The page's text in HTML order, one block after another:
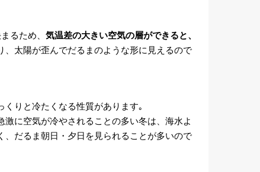
るため、気温差の大きい空気の層ができると、
、太陽が歪んでだるまのような形に見えるので
りと冷たくなる性質があります｡
に空気が冷やされることの多い冬は、海水よ
、だるま朝日・夕日を見られることが多いので